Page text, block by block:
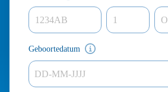
Geboortedatum
DD-MM-JJJJ